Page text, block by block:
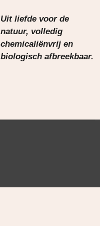
Uit liefde voor de
natuur, volledig
chemicaliënvrij en
biologisch afbreekbaar.